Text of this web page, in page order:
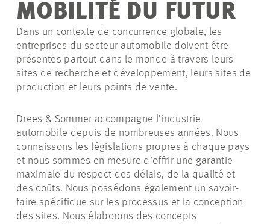
CARRIÈRE
PROJETS
MOBILITÉ DU FUTUR
Dans un contexte de concurrence globale, les
entreprises du secteur automobile doivent être
présentes partout dans le monde à travers leurs
sites de recherche et développement, leurs sites de
production et leurs points de vente.
Drees & Sommer accompagne l’industrie
automobile depuis de nombreuses années. Nous
connaissons les législations propres à chaque pays
et nous sommes en mesure d’offrir une garantie
maximale du respect des délais, de la qualité et
des coûts. Nous possédons également un savoir-
faire spécifique sur les processus et la conception
des sites. Nous élaborons des concepts